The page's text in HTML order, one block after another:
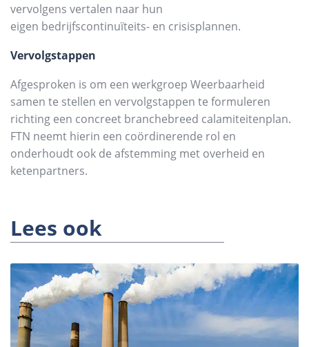
vervolgens vertalen naar hun
eigen bedrijfscontinuïteits- en crisisplannen.
Vervolgstappen
Afgesproken is om een werkgroep Weerbaarheid
samen te stellen en vervolgstappen te formuleren
richting een concreet branchebreed calamiteitenplan.
FTN neemt hierin een coördinerende rol en
onderhoudt ook de afstemming met overheid en
ketenpartners.
Lees ook